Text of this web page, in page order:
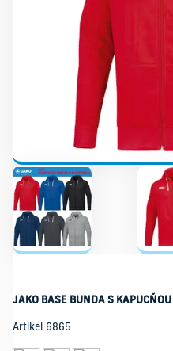
JAKO BASE BUNDA S KAPUCŇOU
Artikel 6865